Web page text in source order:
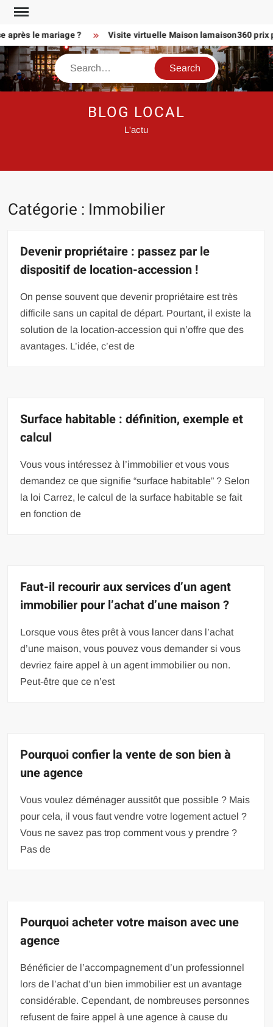
Skip
contentle mariage ? Visite virtuelle Maison lamaison360 prix
Search
BLOG LOCAL
L'actu
Catégorie : Immobilier
Devenir propriétaire : passez par le
dispositif de location-accession !
On pense souvent que devenir propriétaire est très
difficile sans un capital de départ. Pourtant, il existe la
solution de la location-accession qui n’offre que des
avantages. L’idée, c’est de
Surface habitable : définition, exemple et
calcul
Vous vous intéressez à l’immobilier et vous vous
demandez ce que signifie “surface habitable” ? Selon
la loi Carrez, le calcul de la surface habitable se fait
en fonction de
Faut-il recourir aux services d’un agent
immobilier pour l’achat d’une maison ?
Lorsque vous êtes prêt à vous lancer dans l’achat
d’une maison, vous pouvez vous demander si vous
devriez faire appel à un agent immobilier ou non.
Peut-être que ce n’est
Pourquoi confier la vente de son bien à
une agence
Vous voulez déménager aussitôt que possible ? Mais
pour cela, il vous faut vendre votre logement actuel ?
Vous ne savez pas trop comment vous y prendre ?
Pas de
Pourquoi acheter votre maison avec une
agence
Bénéficier de l’accompagnement d’un professionnel
lors de l’achat d’un bien immobilier est un avantage
considérable. Cependant, de nombreuses personnes
refusent de faire appel à une agence à cause du